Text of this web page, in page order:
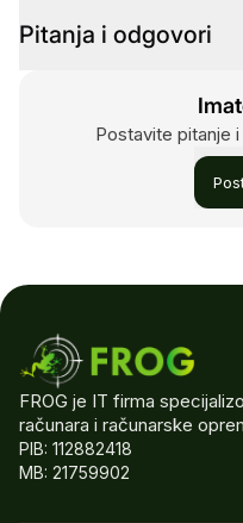
Pitanja i odgovori
Postavite pitanje
FROG je IT firma
računara i računarske
PIB: 112882418
MB: 21759902